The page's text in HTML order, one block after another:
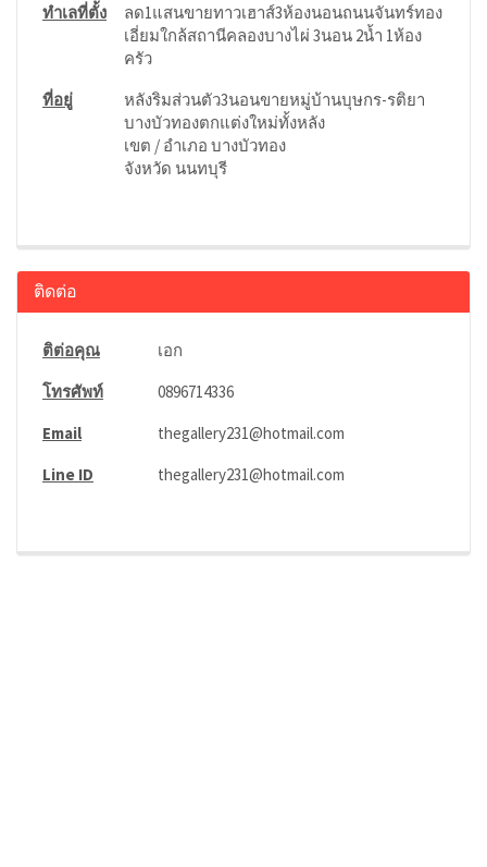
ทำเลที่ตั้ง
ลด1แสนขายทาวเฮาส์3ห้องนอนถนนจันทร์ทอง
เอี่ยมใกล้สถานีคลองบางไผ่ 3นอน 2น้ำ 1ห้อง
ครัว
ที่อยู่
หลังริมส่วนตัว3นอนขายหมู่บ้านบุษกร-รติยา
บางบัวทองตกแต่งใหม่ทั้งหลัง
เขต / อำเภอ บางบัวทอง
จังหวัด นนทบุรี
ติดต่อ
ติต่อคุณ
เอก
โทรศัพท์
0896714336
Email
thegallery231@hotmail.com
Line ID
thegallery231@hotmail.com